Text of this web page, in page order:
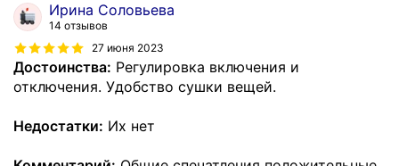
Ирина Соловьева
14 отзывов
27 июня 2023
Достоинства: Регулировка включения и
отключения. Удобство сушки вещей.
Недостатки: Их нет